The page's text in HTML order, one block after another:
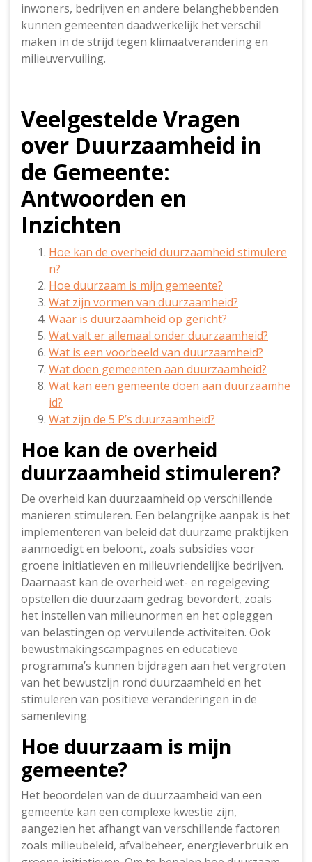
inwoners, bedrijven en andere belanghebbenden
kunnen gemeenten daadwerkelijk het verschil
maken in de strijd tegen klimaatverandering en
milieuvervuiling.
Veelgestelde Vragen
over Duurzaamheid in
de Gemeente:
Antwoorden en
Inzichten
Hoe kan de overheid duurzaamheid stimulere
n?
Hoe duurzaam is mijn gemeente?
Wat zijn vormen van duurzaamheid?
Waar is duurzaamheid op gericht?
Wat valt er allemaal onder duurzaamheid?
Wat is een voorbeeld van duurzaamheid?
Wat doen gemeenten aan duurzaamheid?
Wat kan een gemeente doen aan duurzaamhe
id?
Wat zijn de 5 P’s duurzaamheid?
Hoe kan de overheid
duurzaamheid stimuleren?
De overheid kan duurzaamheid op verschillende
manieren stimuleren. Een belangrijke aanpak is het
implementeren van beleid dat duurzame praktijken
aanmoedigt en beloont, zoals subsidies voor
groene initiatieven en milieuvriendelijke bedrijven.
Daarnaast kan de overheid wet- en regelgeving
opstellen die duurzaam gedrag bevordert, zoals
het instellen van milieunormen en het opleggen
van belastingen op vervuilende activiteiten. Ook
bewustmakingscampagnes en educatieve
programma’s kunnen bijdragen aan het vergroten
van het bewustzijn rond duurzaamheid en het
stimuleren van positieve veranderingen in de
samenleving.
Hoe duurzaam is mijn
gemeente?
Het beoordelen van de duurzaamheid van een
gemeente kan een complexe kwestie zijn,
aangezien het afhangt van verschillende factoren
zoals milieubeleid, afvalbeheer, energieverbruik en